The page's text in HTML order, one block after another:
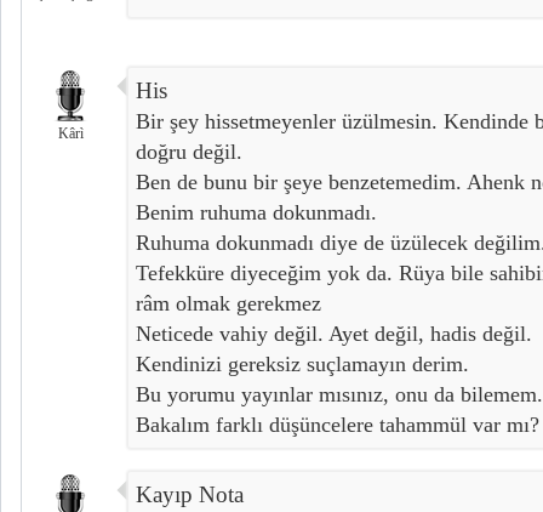
Kârì
His
Bir şey hissetmeyenler üzülmesin. Kendinde
doğru değil.
Ben de bunu bir şeye benzetemedim. Ahenk
Benim ruhuma dokunmadı.
Ruhuma dokunmadı diye de üzülecek
Tefekküre diyeceğim yok da. Rüya bile
râm olmak gerekmez
Neticede vahiy değil. Ayet değil, hadis değil.
Kendinizi gereksiz suçlamayın derim.
Bu yorumu yayınlar mısınız, onu da
Bakalım farklı düşüncelere tahammül var
Kayıp Nota